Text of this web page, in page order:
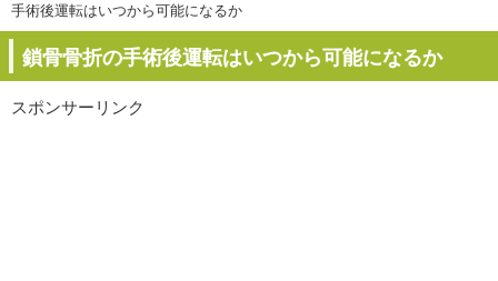
手術後運転はいつから可能になるか
鎖骨骨折の手術後運転はいつから可能になるか
スポンサーリンク